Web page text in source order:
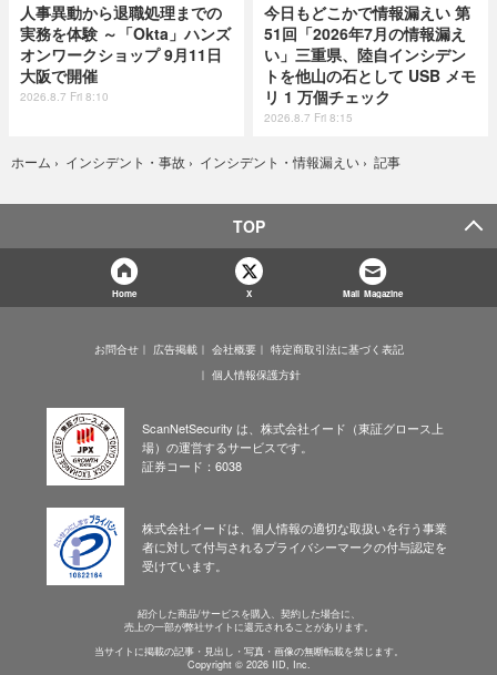
人事異動から退職処理までの
実務を体験 ～「Okta」ハンズ
オンワークショップ 9月11日
大阪で開催
2026.8.7 Fri 8:10
今日もどこかで情報漏えい 第
51回「2026年7月の情報漏え
い」三重県、陸自インシデン
トを他山の石として USB メモ
リ 1 万個チェック
2026.8.7 Fri 8:15
ホーム › インシデント・事故 › インシデント・情報漏えい › 記事
TOP
Home X Mail Magazine
お問合せ 広告掲載 会社概要
特定商取引法に基づく表記
個人情報保護方針
ScanNetSecurity は、株式会社イード（東証グロース上
場）の運営するサービスです。
証券コード：6038
株式会社イードは、個人情報の適切な取扱いを行う事業
者に対して付与されるプライバシーマークの付与認定を
受けています。
紹介した商品/サービスを購入、契約した場合に、
売上の一部が弊社サイトに還元されることがあります。
当サイトに掲載の記事・見出し・写真・画像の無断転載を禁じます。
Copyright © 2026 IID, Inc.